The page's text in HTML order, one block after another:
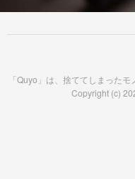
「Quyo」は、捨ててしまった
Copyright (c)